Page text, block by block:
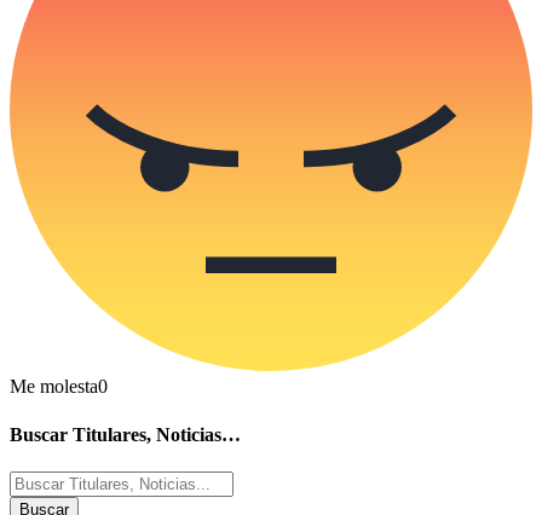
Me molesta0
Buscar Titulares, Noticias…
Buscar
por: